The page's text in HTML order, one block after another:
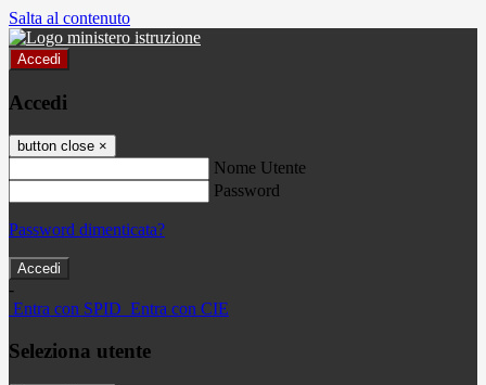
Salta al contenuto
Accedi
Accedi
button close ×
Nome Utente
Password
Password dimenticata?
-
Entra con SPID Entra con CIE
Seleziona utente